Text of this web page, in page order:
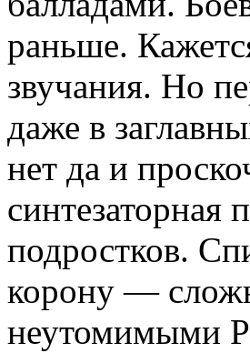
раньше.
звучания. Но
даже в
нет да и
синтезаторная
подростков.
корону —
неутомимыми